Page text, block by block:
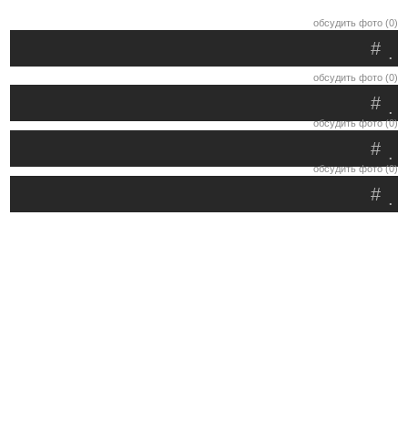
обсудить фото (0)
.
#
обсудить фото (0)
.
#
обсудить фото (0)
.
#
обсудить фото (0)
.
#